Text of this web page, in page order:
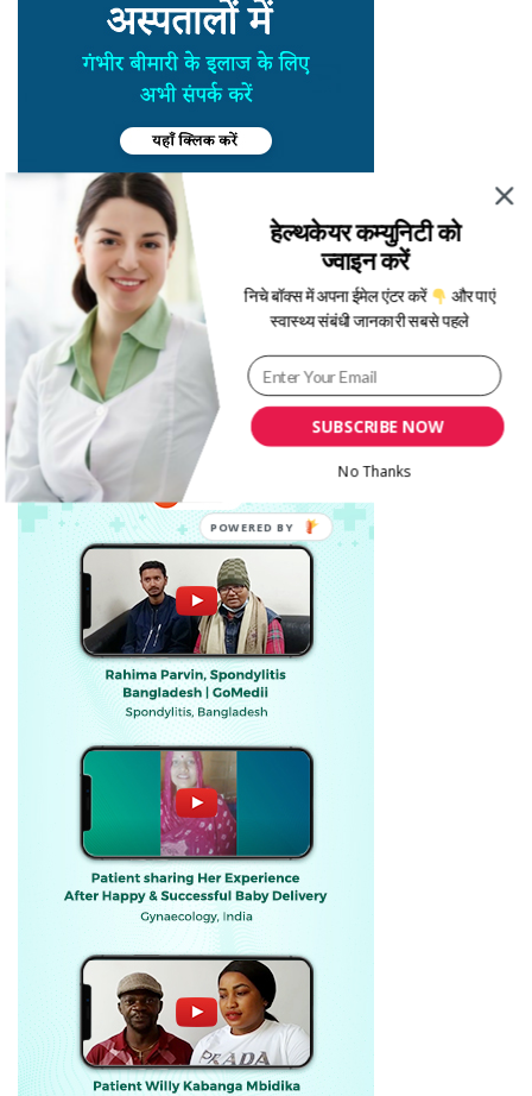
SUBSCRIBE NOW
हेल्थकेयर कम्युनिटी को
ज्वाइन करें
निचे बॉक्स में अपना ईमेल एंटर करें
और पाएं
स्वास्थ्य संबंधी जानकारी सबसे पहले
No Thanks
POWERED BY